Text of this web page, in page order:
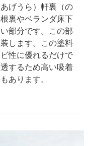
げうら）軒裏（の
裏やベランダ床下
部分です。この部
します。この塗料
性に優れるだけで
するため高い吸着
あります。